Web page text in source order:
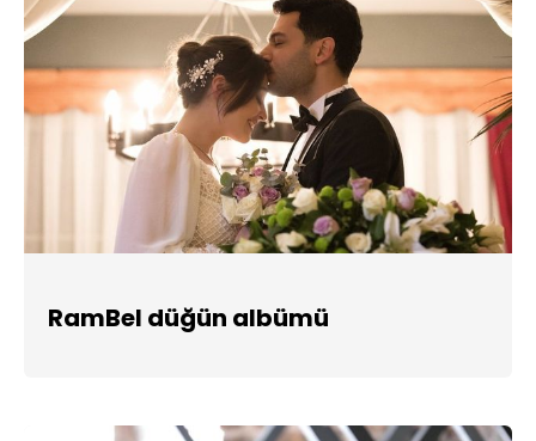
RamBel düğün albümü